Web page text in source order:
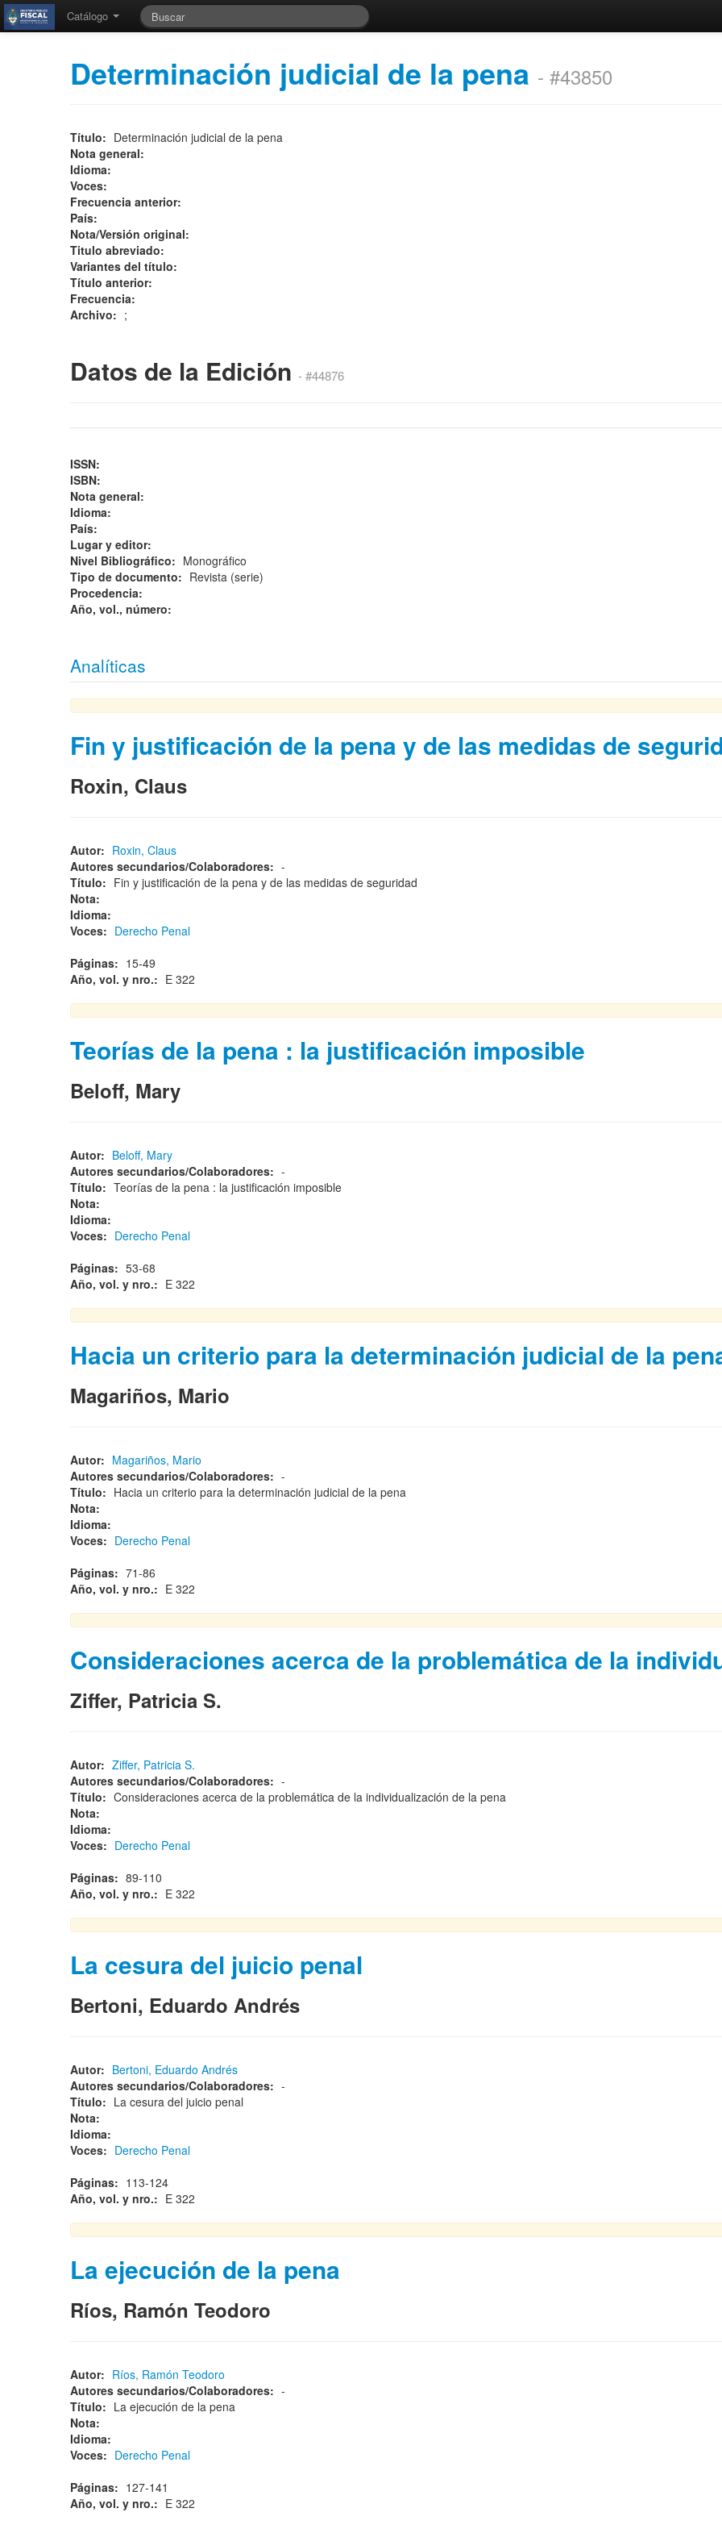
Catálogo
Determinación judicial de la pena - #43850
Título: Determinación judicial de la pena
Nota general:
Idioma:
Voces:
Frecuencia anterior:
País:
Nota/Versión original:
Titulo abreviado:
Variantes del título:
Título anterior:
Frecuencia:
Archivo: ;
Datos de la Edición - #44876
ISSN:
ISBN:
Nota general:
Idioma:
País:
Lugar y editor:
Nivel Bibliográfico: Monográfico
Tipo de documento: Revista (serie)
Procedencia:
Año, vol., número:
Analíticas
Fin y justificación de la pena y de las medidas de
Roxin, Claus
Autor: Roxin, Claus
Autores secundarios/Colaboradores: -
Título: Fin y justificación de la pena y de las medidas de seguridad
Nota:
Idioma:
Voces: Derecho Penal
Páginas: 15-49
Año, vol. y nro.: E 322
Teorías de la pena : la justificación imposible
Beloff, Mary
Autor: Beloff, Mary
Autores secundarios/Colaboradores: -
Título: Teorías de la pena : la justificación imposible
Nota:
Idioma:
Voces: Derecho Penal
Páginas: 53-68
Año, vol. y nro.: E 322
Hacia un criterio para la determinación judicial de la
Magariños, Mario
Autor: Magariños, Mario
Autores secundarios/Colaboradores: -
Título: Hacia un criterio para la determinación judicial de la pena
Nota:
Idioma:
Voces: Derecho Penal
Páginas: 71-86
Año, vol. y nro.: E 322
Consideraciones acerca de la problemática de la
Ziffer, Patricia S.
Autor: Ziffer, Patricia S.
Autores secundarios/Colaboradores: -
Título: Consideraciones acerca de la problemática de la individualización de la pena
Nota:
Idioma:
Voces: Derecho Penal
Páginas: 89-110
Año, vol. y nro.: E 322
La cesura del juicio penal
Bertoni, Eduardo Andrés
Autor: Bertoni, Eduardo Andrés
Autores secundarios/Colaboradores: -
Título: La cesura del juicio penal
Nota:
Idioma:
Voces: Derecho Penal
Páginas: 113-124
Año, vol. y nro.: E 322
La ejecución de la pena
Ríos, Ramón Teodoro
Autor: Ríos, Ramón Teodoro
Autores secundarios/Colaboradores: -
Título: La ejecución de la pena
Nota:
Idioma:
Voces: Derecho Penal
Páginas: 127-141
Año, vol. y nro.: E 322